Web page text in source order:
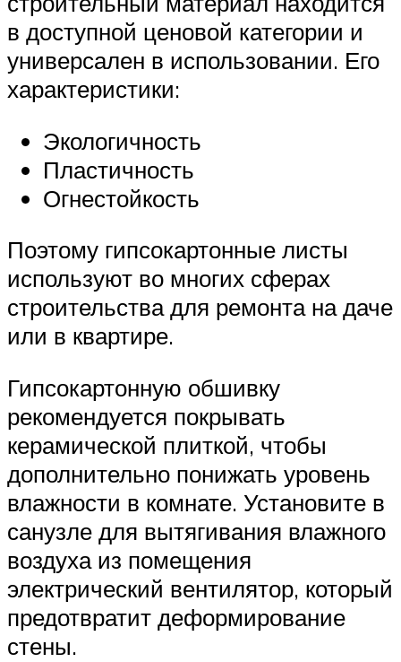
в доступной ценовой категории и
универсален в использовании. Его
характеристики:
Экологичность
Пластичность
Огнестойкость
Поэтому гипсокартонные листы
используют во многих сферах
строительства для ремонта на даче
или в квартире.
Гипсокартонную обшивку
рекомендуется покрывать
керамической плиткой, чтобы
дополнительно понижать уровень
влажности в комнате. Установите в
санузле для вытягивания влажного
воздуха из помещения
электрический вентилятор, который
предотвратит деформирование
стены.